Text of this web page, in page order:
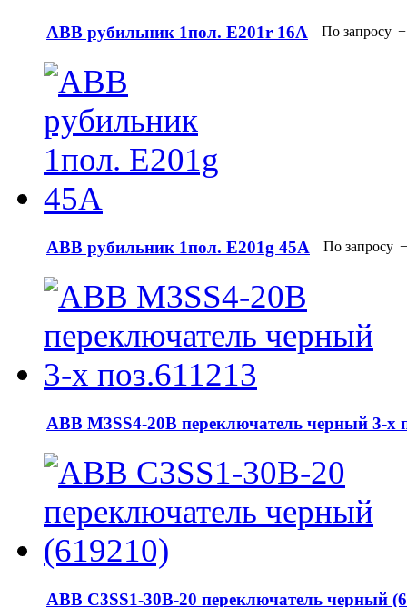
АВВ рубильник 1пол. E201r 16A По запросу −
АВВ рубильник 1пол. E201g 45A По запросу −
АВВ М3SS4-20B переключатель черный 3-х
АВВ C3SS1-30B-20 переключатель черный